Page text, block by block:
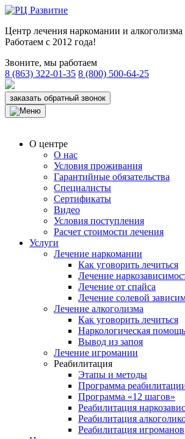
Центр лечения наркомании и
Работаем с 2012 года!
Звоните, мы работаем
8 (863) 322-01-35 8 (800) 500-64-25
заказать обратный звонок
О центре
О нас
Условия проживания
Гарантийные обязательства
Специалисты
Сертификаты
Видео
Условия поступления
Расчет стоимости лечения
Услуги
Лечение наркомании
Как уговорить лечиться
Лечение
Лечение от спайса
Лечение солевой
Лечение алкоголизма
Как уговорить лечиться
Наркологическая помощь
Вывод из запоя
Лечение игромании
Реабилитация
Этапы и методы
Программа
Программа «12 шагов»
Реабилитация
Реабилитация
Реабилитация игроманов